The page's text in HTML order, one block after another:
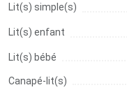
Lit(s) simple(s)
Lit(s) enfant
Lit(s) bébé
Canapé-lit(s)